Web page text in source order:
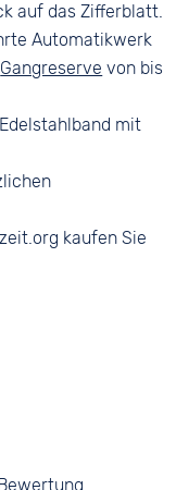
auf das Zifferblatt.
Automatikwerk
Gangreserve von bis
mit
kaufen Sie